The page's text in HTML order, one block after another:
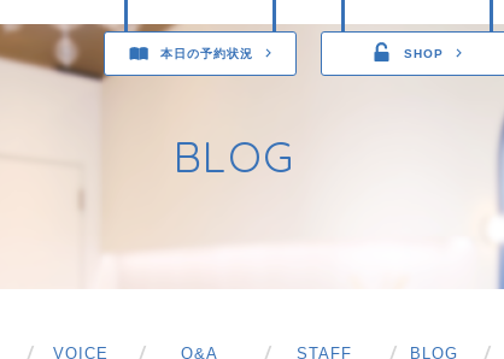
本日の予約状況 SHOP
BLOG
VOICE Q&A STAFF BLOG